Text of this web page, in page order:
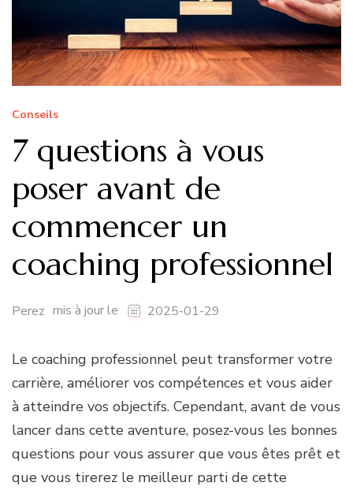
Conseils
7 questions à vous
poser avant de
commencer un
coaching professionnel
Perez mis à jour le 2025-01-29
Le coaching professionnel peut transformer votre
carrière, améliorer vos compétences et vous aider
à atteindre vos objectifs. Cependant, avant de vous
lancer dans cette aventure, posez-vous les bonnes
questions pour vous assurer que vous êtes prêt et
que vous tirerez le meilleur parti de cette